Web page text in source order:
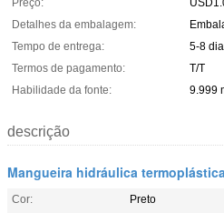
Preço:
Detalhes da embalagem:
Tempo de entrega:
5-8
Termos de pagamento:
T/T
Habilidade da fonte:
9.999
descrição
Mangueira hidráulica termoplástica
Cor:
Preto